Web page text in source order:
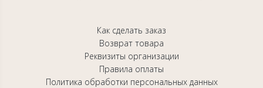
Как сделать заказ
Возврат товара
Реквизиты организации
Правила оплаты
Политика обработки персональных данных